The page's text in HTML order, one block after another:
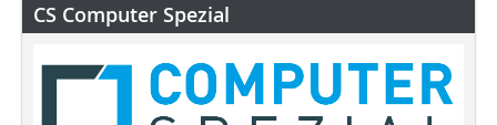
CS Computer Spezial